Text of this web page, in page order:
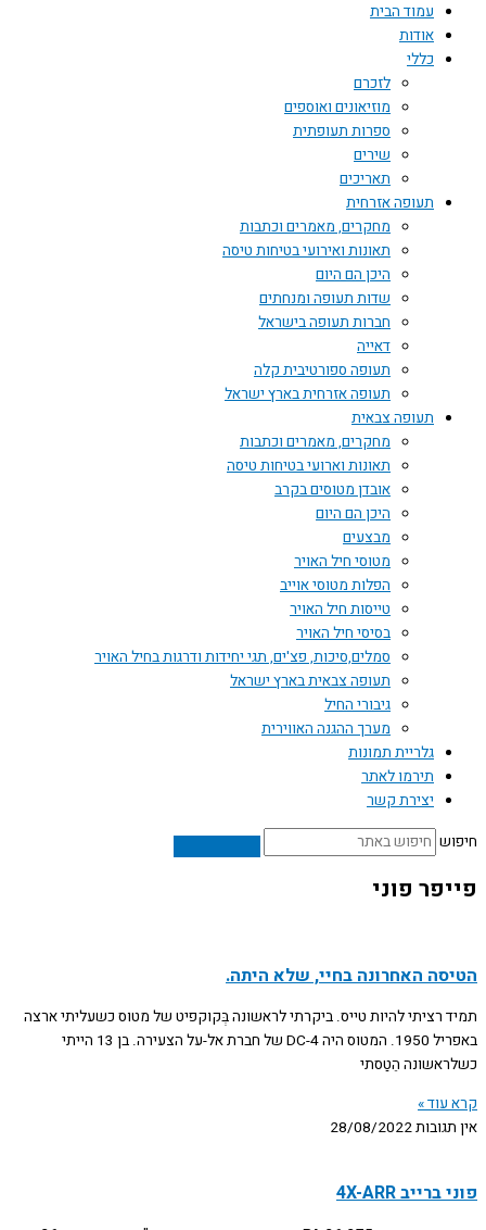
עמוד הבית
אודות
כללי
לזכרם
מוזיאונים ואוספים
ספרות תעופתית
שירים
תאריכים
תעופה אזרחית
מחקרים, מאמרים וכתבות
תאונות ואירועי בטיחות טיסה
היכן הם היום
שדות תעופה ומנחתים
חברות תעופה בישראל
דאייה
תעופה ספורטיבית קלה
תעופה אזרחית בארץ ישראל
תעופה צבאית
מחקרים, מאמרים וכתבות
תאונות וארועי בטיחות טיסה
אובדן מטוסים בקרב
היכן הם היום
מבצעים
מטוסי חיל האויר
הפלות מטוסי אוייב
טייסות חיל האויר
בסיסי חיל האויר
סמלים,סיכות, פצ'ים, תגי יחידות ודרגות בחיל האויר
תעופה צבאית בארץ ישראל
גיבורי החיל
מערך ההגנה האווירית
גלריית תמונות
תירמו לאתר
יצירת קשר
חיפוש
פייפר פוני
הטיסה האחרונה בחיי, שלא היתה.
תמיד רציתי להיות טייס. ביקרתי לראשונה בְּקוקפיט של מטוס כשעליתי ארצה
באפריל 1950. המטוס היה DC-4 של חברת אל-על הצעירה. בן 13 הייתי
כשלראשונה הֵטַסתי
קרא עוד »
אין תגובות28/08/2022
פוני ברייב 4X-ARR